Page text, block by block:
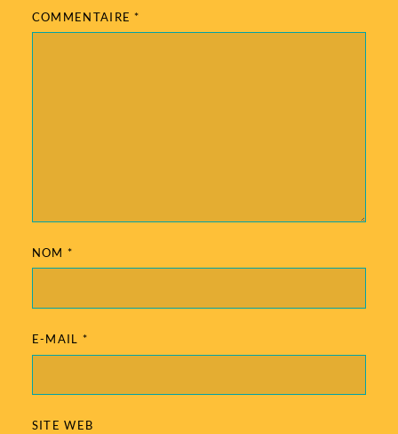
COMMENTAIRE*
NOM*
E-MAIL *
SITE WEB